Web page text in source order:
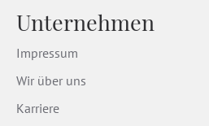
Unternehmen
Impressum
Wir über uns
Karriere